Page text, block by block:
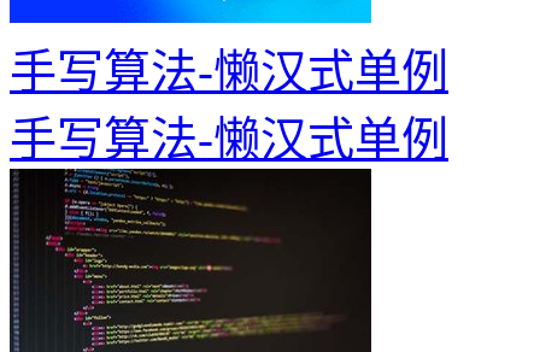
手写算法-懒汉式单例
手写算法-懒汉式单例